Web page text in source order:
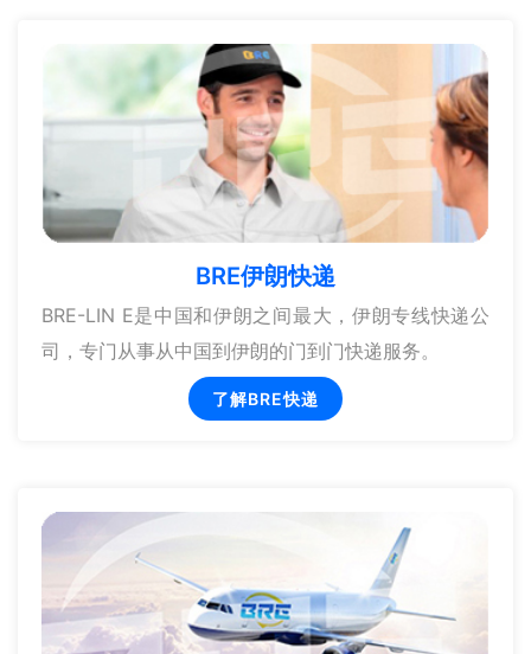
BRE伊朗快递
BRE-LIN E是中国和伊朗之间最大，伊朗专线快递公
司，专门从事从中国到伊朗的门到门快递服务。
了解BRE快递